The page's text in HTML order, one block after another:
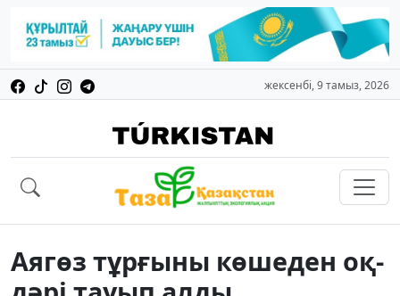
жексенбі, 9 тамыз, 2026
Аягөз тұрғыны көшеден оқ-